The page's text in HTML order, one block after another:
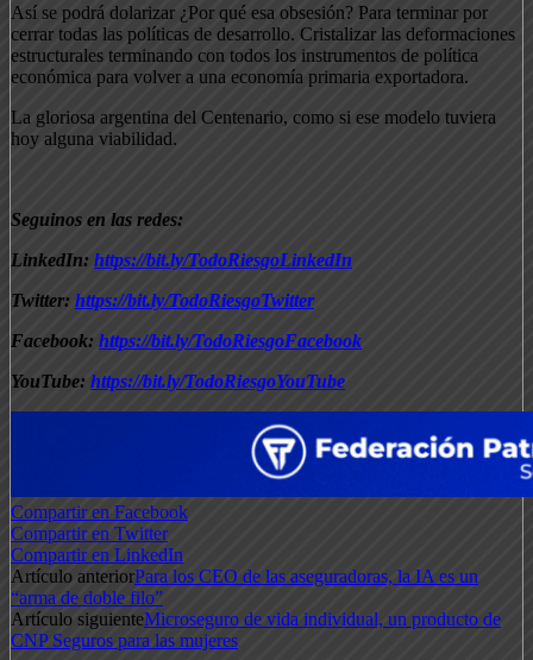
Así se podrá dolarizar ¿Por qué esa obsesión? Para terminar por
cerrar todas las políticas de desarrollo. Cristalizar las deformaciones
estructurales terminando con todos los instrumentos de política
económica para volver a una economía primaria exportadora.
La gloriosa argentina del Centenario, como si ese modelo tuviera
hoy alguna viabilidad.
Seguinos en las redes:
LinkedIn: https://bit.ly/TodoRiesgoLinkedIn
Twitter: https://bit.ly/TodoRiesgoTwitter
Facebook: https://bit.ly/TodoRiesgoFacebook
YouTube: https://bit.ly/TodoRiesgoYouTube
Compartir en Facebook
Compartir en Twitter
Compartir en LinkedIn
Artículo anteriorPara los CEO de las aseguradoras, la IA es un
“arma de doble filo”
Artículo siguienteMicroseguro de vida individual, un producto de
CNP Seguros para las mujeres